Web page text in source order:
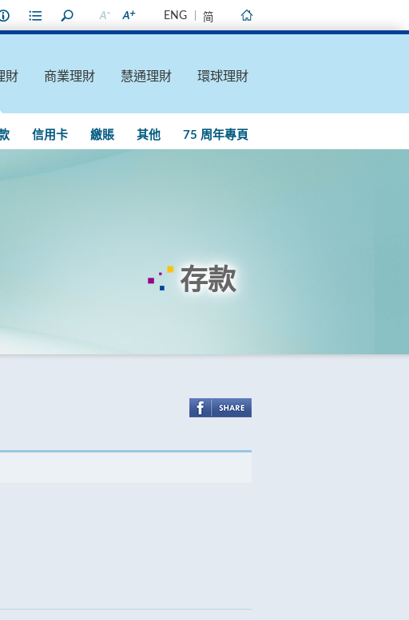
ENG 简
財 商業理財 慧通理財 環球理財
信用卡 繳賬 其他 75 周年專頁
存款